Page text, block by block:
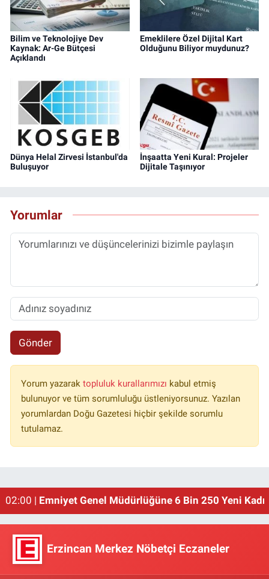
Bilim ve Teknolojiye Dev
Kaynak: Ar-Ge Bütçesi
Açıklandı
Emeklilere Özel Dijital Kart
Olduğunu Biliyor muydunuz?
Dünya Helal Zirvesi İstanbul'da
Buluşuyor
İnşaatta Yeni Kural: Projeler
Dijitale Taşınıyor
Yorumlar
Gönder
Yorum yazarak topluluk kurallarımızı kabul etmiş
bulunuyor ve tüm sorumluluğu üstleniyorsunuz. Yazılan
yorumlardan Doğu Gazetesi hiçbir şekilde sorumlu
tutulamaz.
02:00 | Emniyet Genel Müdürlüğüne 6 Bin 250 Yeni
Erzincan Merkez Nöbetçi Eczaneler